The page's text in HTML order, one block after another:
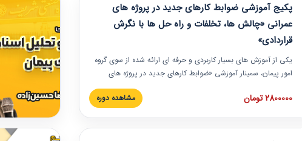
پکیج آموزشی ضوابط کارهای جدید در پروژه های
عمرانی «چالش ها، تخلفات و راه حل ها با نگرش
قراردادی»
یکی از آموزش‏‏‏‏‏‏ های بسیار کاربردی و حرفه‏ ای ارائه شده از سوی گروه
امور پیمان، سمینار آموزشی «ضوابط کارهای جدید در پروژه های
عمرانی» چالش ها، تخلفات و راه حل ها با نگرش قراردادی است که
در محل سندیکای شرکت های ساختمانی کشور ارائه شد. در این
به همراه تجربیات عملی ارائه شده است.
2800000 تومان مشاهده دوره